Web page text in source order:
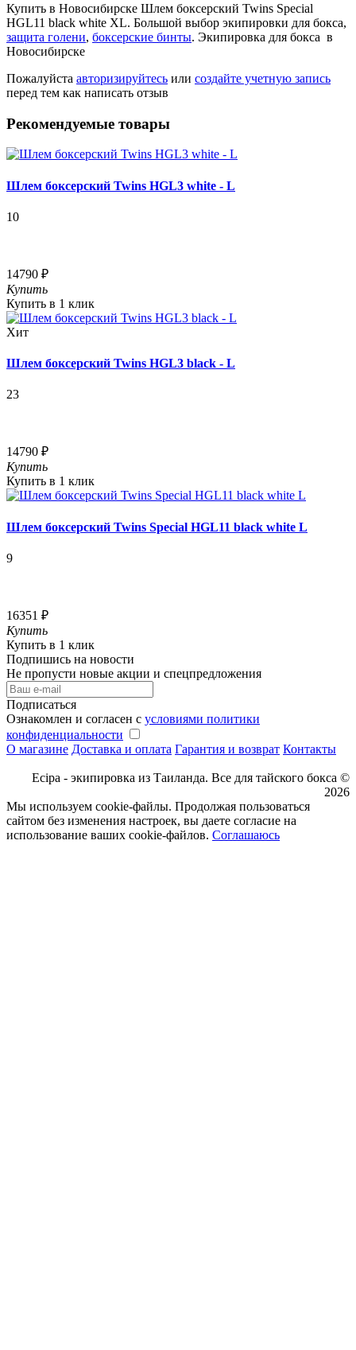
Купить в Новосибирске Шлем боксерский Twins Special
HGL11 black white XL. Большой выбор экипировки для бокса,
защита голени, боксерские бинты. Экипировка для бокса в
Новосибирске
Пожалуйста авторизируйтесь или создайте учетную запись
перед тем как написать отзыв
Рекомендуемые товары
Шлем боксерский Twins HGL3 white - L
10
14790 ₽
Купить
Купить в 1 клик
Хит
Шлем боксерский Twins HGL3 black - L
23
14790 ₽
Купить
Купить в 1 клик
Шлем боксерский Twins Special HGL11 black white L
9
16351 ₽
Купить
Купить в 1 клик
Подпишись на новости
Не пропусти новые акции и спецпредложения
Подписаться
Ознакомлен и согласен с условиями политики
конфиденциальности
О магазине Доставка и оплата Гарантия и возврат Контакты
Ecipa - экипировка из Таиланда. Все для тайского бокса ©
2026
Мы используем cookie-файлы. Продолжая пользоваться
сайтом без изменения настроек, вы даете согласие на
использование ваших cookie-файлов. Соглашаюсь